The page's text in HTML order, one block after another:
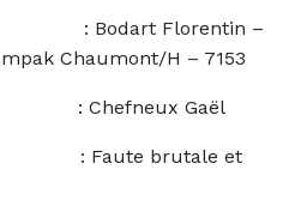
Florentin –
Chaumont/H – 7153
Gaël
brutale et